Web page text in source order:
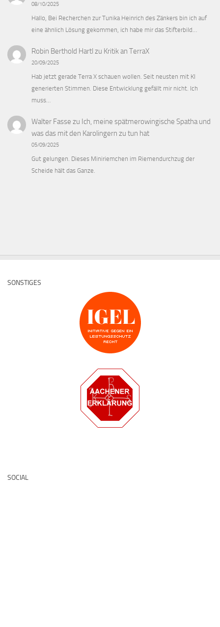
08/10/2025
Hallo, Bei Recherchen zur Tunika Heinrich des Zänkers bin ich auf
eine ähnlich Lösung gekommen, ich habe mir das Stifterbild…
Robin Berthold Hartl zu Kritik an TerraX
20/09/2025
Hab jetzt gerade Terra X schauen wollen. Seit neusten mit KI
generierten Stimmen. Diese Entwicklung gefällt mir nicht. Ich
muss…
Walter Fasse zu Ich, meine spätmerowingische Spatha und
was das mit den Karolingern zu tun hat
05/09/2025
Gut gelungen. Dieses Miniriemchen im Riemendurchzug der
Scheide hält das Ganze.
SONSTIGES
SOCIAL